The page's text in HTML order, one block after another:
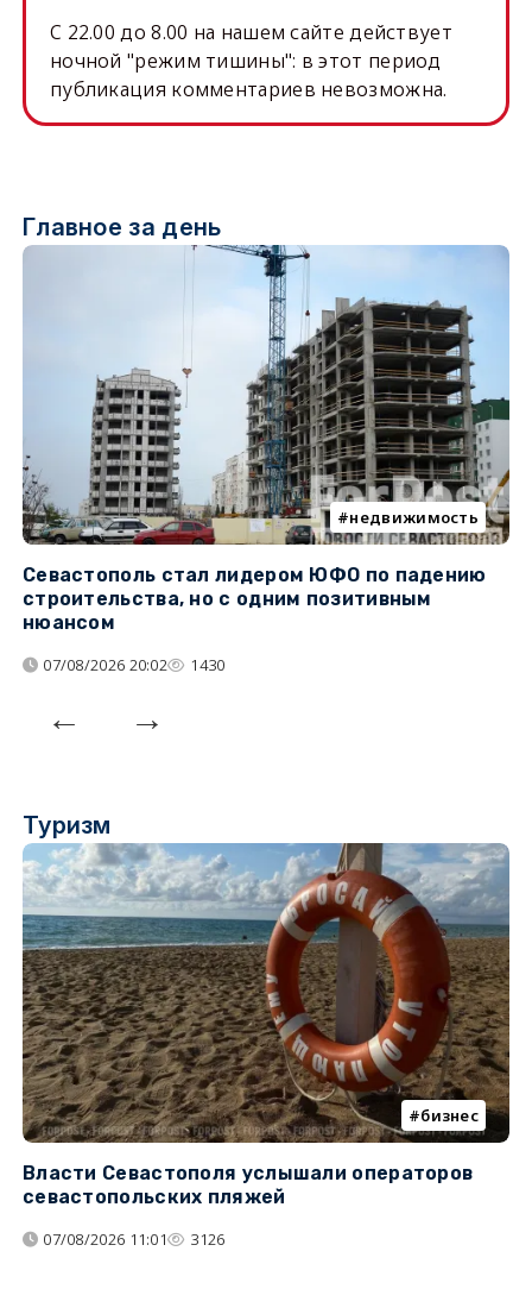
C 22.00 до 8.00 на нашем сайте действует
ночной "режим тишины": в этот период
публикация комментариев невозможна.
Главное за день
недвижимость
Севастополь стал лидером ЮФО по падению
строительства, но с одним позитивным
нюансом
07/08/2026 20:02 1430
Туризм
бизнес
Власти Севастополя услышали операторов
севастопольских пляжей
07/08/2026 11:01 3126